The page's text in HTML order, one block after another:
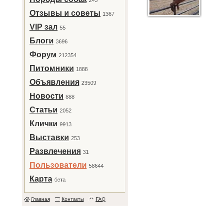
Отзывы и советы 1367
VIP зал 55
Блоги 3696
Форум 212354
Питомники 1888
Объявления 23509
Новости 888
Статьи 2052
Клички 9913
Выставки 253
Развлечения 31
Пользователи 58644
Карта бета
Главная Контакты FAQ